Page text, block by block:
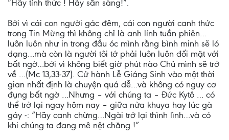
”Hãy tỉnh thức ! Hãy sẵn sàng!”.
Bởi vì cái con người gác đêm, cái con người canh thức
trong Tin Mừng thì không chỉ là anh lính tuần phiên…
luôn luôn như in trong đầu óc mình rằng bình minh sẽ ló
dạng…mà còn là người tôi tớ phải luôn luôn đối mặt với
bất ngờ…bởi vì không biết giờ phút nào Chủ mình sẽ trở
về …(Mc 13,33-37). Cử hành Lễ Giáng Sinh vào một thời
gian nhất định là chuyện quá dễ…và không có nguy cơ
đụng bất ngờ …Nhưng – với chúng ta – Đức Kytô … có
thể trở lại ngay hôm nay – giữa nửa khuya hay lúc gà
gáy -: “Hãy canh chừng…Ngài trở lại thình lình…và có
khi chúng ta đang mê nệt chăng !”